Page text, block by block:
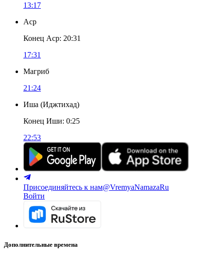
13:17
Аср
Конец Аср: 20:31
17:31
Магриб
21:24
Иша (Иджтихад)
Конец Иши: 0:25
22:53
Присоединяйтесь к нам@VremyaNamazaRu
Войти
Дополнительные времена